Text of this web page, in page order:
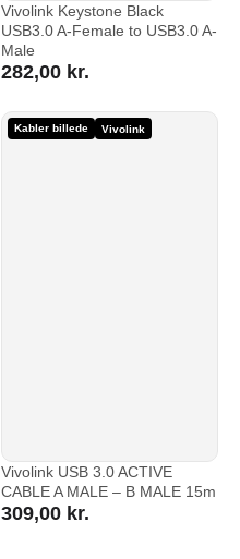
Vivolink Keystone Black
USB3.0 A-Female to USB3.0 A-
Male
282,00 kr.
Kabler billede Vivolink
Vivolink USB 3.0 ACTIVE
CABLE A MALE – B MALE 15m
309,00 kr.